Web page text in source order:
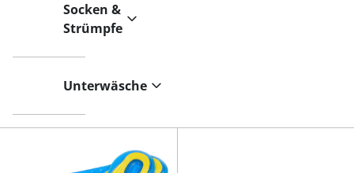
Socken &
Strümpfe
Unterwäsche